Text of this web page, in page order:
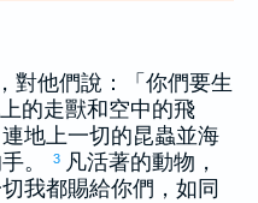
對他們說：「你們要生
的走獸和空中的飛
地上一切的昆蟲並海
。
3 凡活著的動物，
我都賜給你們，如同